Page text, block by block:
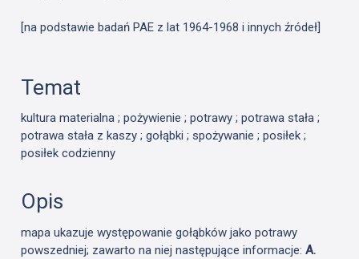
[na podstawie badań PAE z lat 1964-1968 i innych źródeł]
Temat
kultura materialna ; pożywienie ; potrawy ; potrawa stała ;
potrawa stała z kaszy ; gołąbki ; spożywanie ; posiłek ;
posiłek codzienny
Opis
mapa ukazuje występowanie gołąbków jako potrawy
powszedniej; zawarto na niej następujące informacje:A.